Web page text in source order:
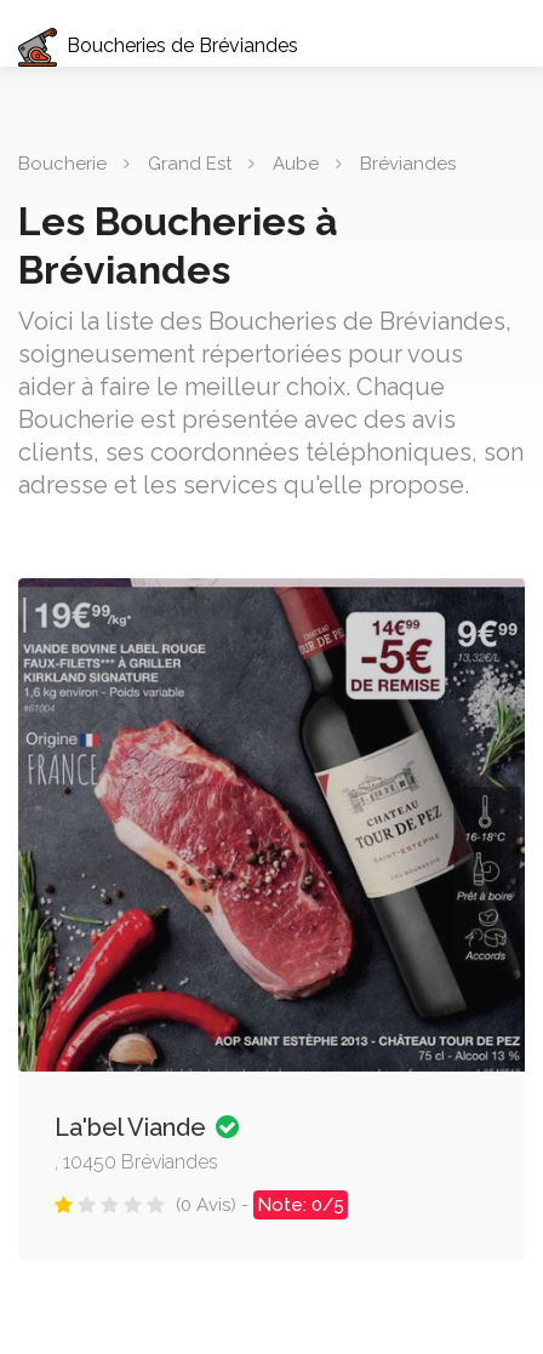
Boucheries de Bréviandes
Boucherie Grand Est Aube Bréviandes
Les Boucheries à
Bréviandes
Voici la liste des Boucheries de Bréviandes,
soigneusement répertoriées pour vous
aider à faire le meilleur choix. Chaque
Boucherie est présentée avec des avis
clients, ses coordonnées téléphoniques, son
adresse et les services qu'elle propose.
La'bel Viande
, 10450 Bréviandes
(0 Avis) - Note: 0/5